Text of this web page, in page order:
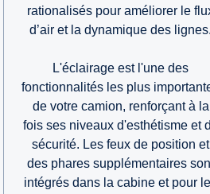
rationalisés pour améliorer le
d’air et la dynamique des lignes.
L'éclairage est l'une des
fonctionnalités les plus
de votre camion, renforçant à la
fois ses niveaux d'esthétisme et
sécurité. Les feux de position et
des phares supplémentaires
intégrés dans la cabine et pour